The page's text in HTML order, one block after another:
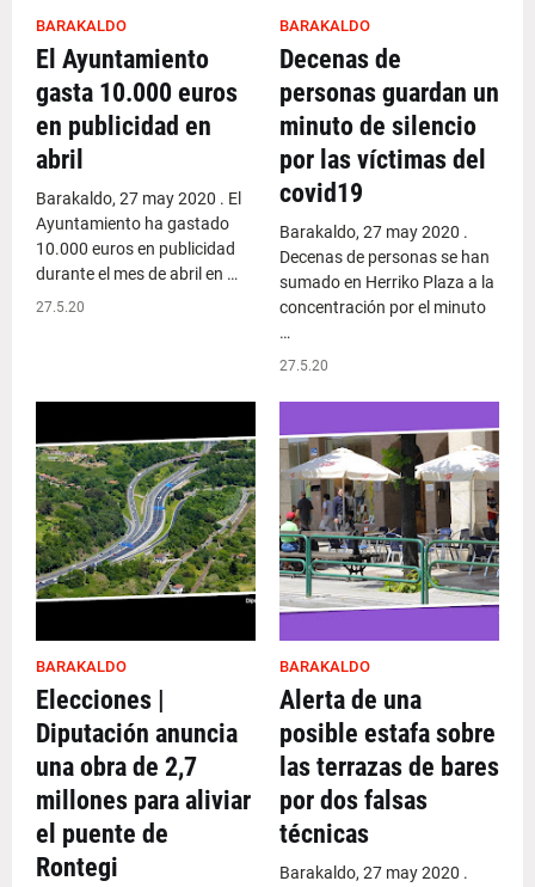
BARAKALDO
El Ayuntamiento
gasta 10.000 euros
en publicidad en
abril
Barakaldo, 27 may 2020 . El
Ayuntamiento ha gastado
10.000 euros en publicidad
durante el mes de abril en …
27.5.20
BARAKALDO
Decenas de
personas guardan un
minuto de silencio
por las víctimas del
covid19
Barakaldo, 27 may 2020 .
Decenas de personas se han
sumado en Herriko Plaza a la
concentración por el minuto
…
27.5.20
BARAKALDO
Elecciones |
Diputación anuncia
una obra de 2,7
millones para aliviar
el puente de
Rontegi
BARAKALDO
Alerta de una
posible estafa sobre
las terrazas de bares
por dos falsas
técnicas
Barakaldo, 27 may 2020 .